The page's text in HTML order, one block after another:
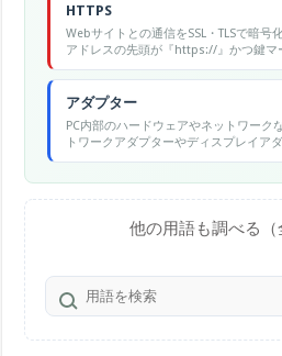
HTTPS
Webサイトとの通信をSSL・TLSで暗号
アドレスの先頭が『https://』かつ鍵マ
アダプター
PC内部のハードウェアやネットワーク
トワークアダプターやディスプレイア
他の用語も調べる（